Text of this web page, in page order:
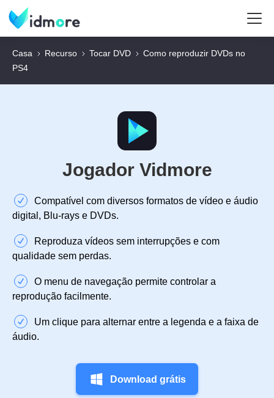
Casa Recurso Tocar DVD
Como reproduzir DVDs no
PS4
Jogador Vidmore
Compatível com diversos formatos de vídeo e áudio
digital, Blu-rays e DVDs.
Reproduza vídeos sem interrupções e com
qualidade sem perdas.
O menu de navegação permite controlar a
reprodução facilmente.
Um clique para alternar entre a legenda e a faixa de
áudio.
Download grátis